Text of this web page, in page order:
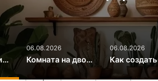
Интерьер в стиле путешествий: идеи и советы по оформлению
06.08.2026
Комната на двоих: как организовать комфортное пространство
06.08.2026